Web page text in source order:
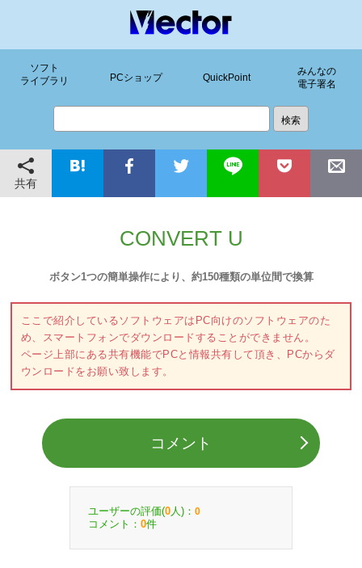
ソフト
ライブラリ
PCショップ QuickPoint
みんなの
電子署名
共有
CONVERT U
ボタン1つの簡単操作により、約150種類の単位間で換算
ここで紹介しているソフトウェアはPC向けのソフトウェアのた
め、スマートフォンでダウンロードすることができません。
ページ上部にある共有機能でPCと情報共有して頂き、PCからダ
ウンロードをお願い致します。
コメント
ユーザーの評価(0 人)： 0
コメント： 0件